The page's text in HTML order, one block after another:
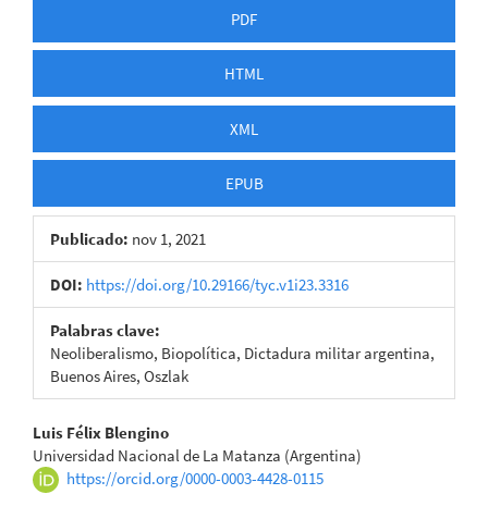
PDF
HTML
XML
EPUB
Publicado: nov 1, 2021
DOI: https://doi.org/10.29166/tyc.v1i23.3316
Palabras clave:
Neoliberalismo, Biopolítica, Dictadura militar argentina,
Buenos Aires, Oszlak
Contenido
principal
Luis Félix Blengino
Universidad Nacional de La Matanza (Argentina)
https://orcid.org/0000-0003-4428-0115